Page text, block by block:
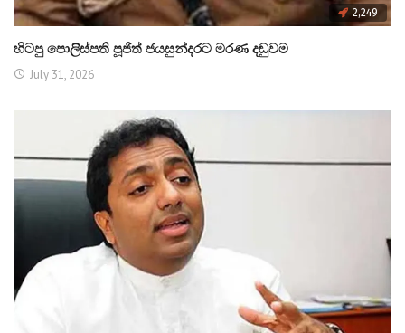
2,249
හිටපු පොලිස්පති පූජිත් ජයසුන්දරට මරණ දඬුවම
July 31, 2026